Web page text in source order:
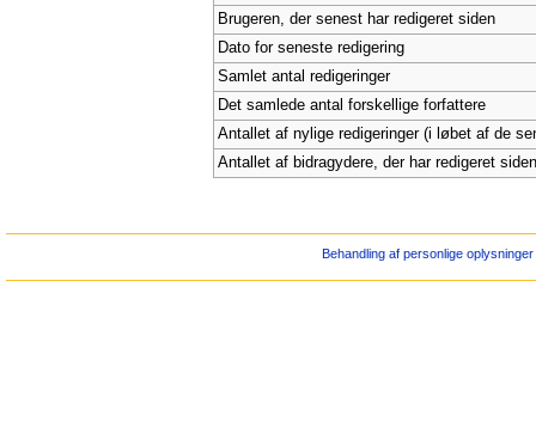
Brugeren, der senest har redigeret siden
Dato for seneste redigering
Samlet antal redigeringer
Det samlede antal forskellige forfattere
Antallet af nylige redigeringer (i løbet af de
Antallet af bidragydere, der har redigeret
Behandling af personlige oplysninger